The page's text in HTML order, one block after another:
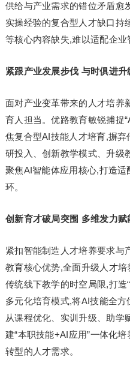
供给与产业需求的错位矛盾愈
实操经验的复合型人才缺口持
等核心内容缺失,难以适配企业
紧跟产业发展步伐 与时俱进
面对产业变革带来的人才培养
育人担当。优路教育敏锐捕捉
焦复合型AI技能人才培育,摒
研投入、创新教学模式、升级
聚焦AI智能体应用核心,打造
环。
创新育才破局突围 多维发力赋
紧扣智能制造人才培养要求与
教育核心优势,全面升级人才
传统线下教学的时空局限,打造
多元化培育模式,将AI技能全
从课程优化、实训升级、助学
建“本职技能+AI应用”一体化
转型的人才需求。